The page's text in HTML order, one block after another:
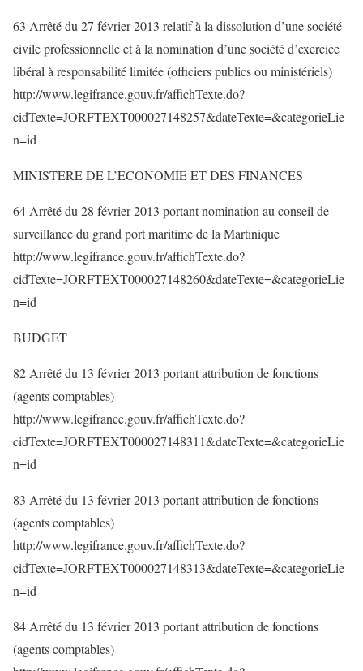
63 Arrêté du 27 février 2013 relatif à la dissolution d’une société
civile professionnelle et à la nomination d’une société d’exercice
libéral à responsabilité limitée (officiers publics ou ministériels)
http://www.legifrance.gouv.fr/affichTexte.do?
cidTexte=JORFTEXT000027148257&dateTexte=&categorieLie
n=id
MINISTERE DE L’ECONOMIE ET DES FINANCES
64 Arrêté du 28 février 2013 portant nomination au conseil de
surveillance du grand port maritime de la Martinique
http://www.legifrance.gouv.fr/affichTexte.do?
cidTexte=JORFTEXT000027148260&dateTexte=&categorieLie
n=id
BUDGET
82 Arrêté du 13 février 2013 portant attribution de fonctions
(agents comptables)
http://www.legifrance.gouv.fr/affichTexte.do?
cidTexte=JORFTEXT000027148311&dateTexte=&categorieLie
n=id
83 Arrêté du 13 février 2013 portant attribution de fonctions
(agents comptables)
http://www.legifrance.gouv.fr/affichTexte.do?
cidTexte=JORFTEXT000027148313&dateTexte=&categorieLie
n=id
84 Arrêté du 13 février 2013 portant attribution de fonctions
(agents comptables)